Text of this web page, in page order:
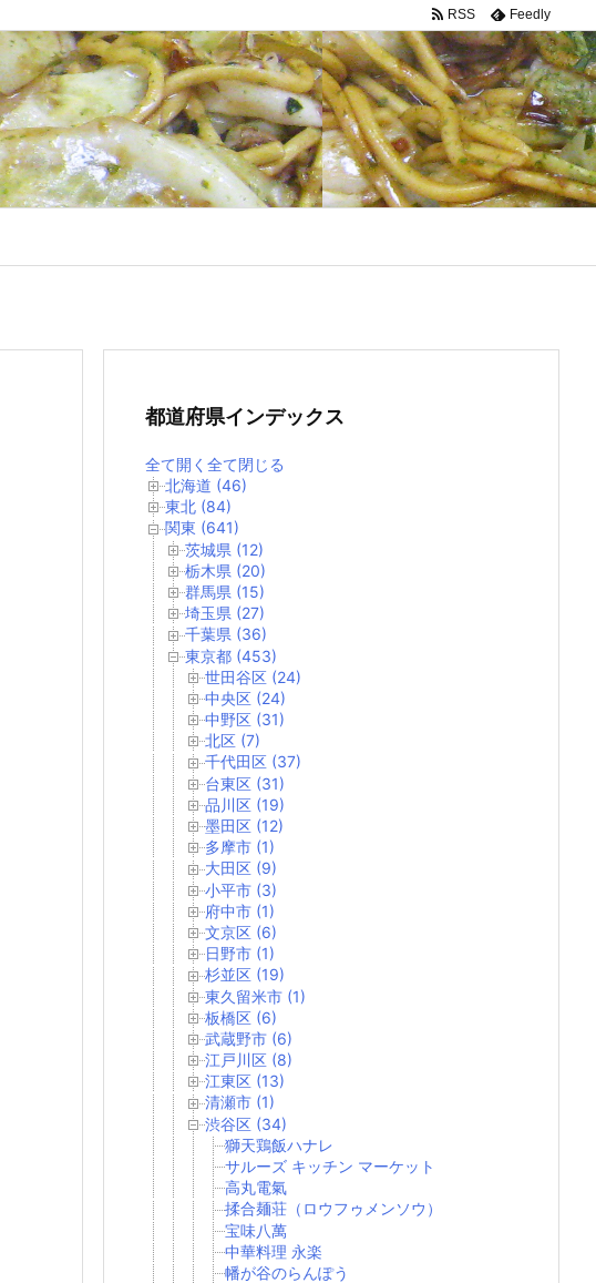
RSS Feedly
都道府県インデックス
全て開く 全て閉じる
北海道 (46)
東北 (84)
関東 (641)
茨城県 (12)
栃木県 (20)
群馬県 (15)
埼玉県 (27)
千葉県 (36)
東京都 (453)
世田谷区 (24)
中央区 (24)
中野区 (31)
北区 (7)
千代田区 (37)
台東区 (31)
品川区 (19)
墨田区 (12)
多摩市 (1)
大田区 (9)
小平市 (3)
府中市 (1)
文京区 (6)
日野市 (1)
杉並区 (19)
東久留米市 (1)
板橋区 (6)
武蔵野市 (6)
江戸川区 (8)
江東区 (13)
清瀬市 (1)
渋谷区 (34)
獅天鶏飯ハナレ
サルーズ キッチン マーケット
高丸電氣
揉合麺荘（ロウフゥメンソウ）
宝味八萬
中華料理 永楽
幡が谷のらんぽう